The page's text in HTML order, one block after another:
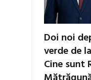
Doi noi
verde de
Cine sunt